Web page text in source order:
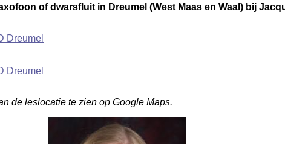
of dwarsfluit in Dreumel (West Maas en Waal) bij
Dreumel
Dreumel
de leslocatie te zien op Google Maps.